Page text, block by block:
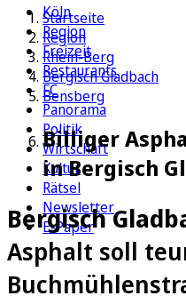
Köln
Region
Freizeit
Restaurants
FC
Panorama
Politik
Wirtschaft
Kultur
Rätsel
Newsletter
E-Paper
Startseite
Region
Rhein-Berg
Bergisch Gladbach
Bensberg
Billiger
in Bergisch
Bergisch
Asphalt soll